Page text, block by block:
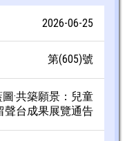
2026-06-25
第(605)號
·共築願景：兒童
聲台成果展覽通告